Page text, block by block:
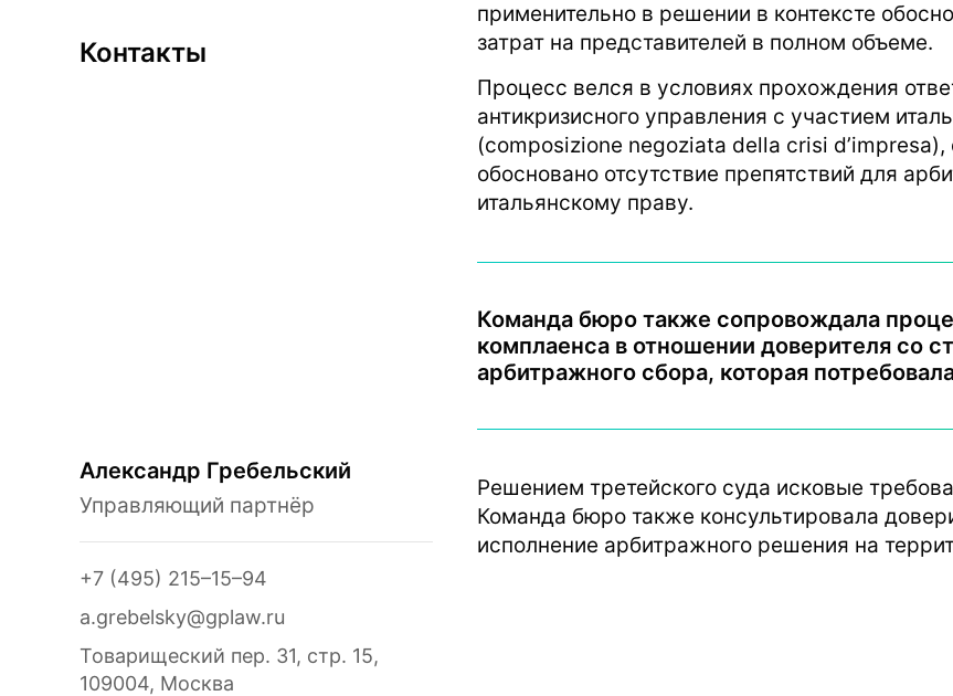
применительно в решении в контексте
затрат на представителей в полном объеме.
Процесс велся в условиях прохождения
антикризисного управления с участием
(composizione negoziata della crisi
обосновано отсутствие препятствий для
итальянскому праву.
Команда бюро также сопровождала
комплаенса в отношении доверителя со
арбитражного сбора, которая
Решением третейского суда исковые
Команда бюро также консультировала
исполнение арбитражного решения на
Контакты
Александр Гребельский
Управляющий партнёр
+7 (495) 215–15–94
a.grebelsky@gplaw.ru
Товарищеский пер. 31, стр. 15,
109004, Москва